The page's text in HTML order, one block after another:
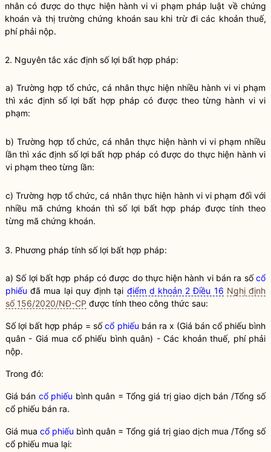
nhân có được do thực hiện hành vi vi phạm pháp luật vềchứng
khoán và thị trườngchứng khoánsau khi trừ đi các khoản thuế,
phí phải nộp.
2. Nguyên tắc xác định số lợi bất hợp pháp:
a) Trường hợp tổ chức, cá nhân thực hiện nhiều hành vi vi phạm
thì xác định số lợi bất hợp pháp có được theo từng hành vi vi
phạm:
b) Trường hợp tổ chức, cá nhân thực hiện hành vi vi phạm nhiều
lần thì xác định số lợi bất hợp pháp có được do thực hiện hành vi
vi phạm theo từng lần:
c) Trường hợp tổ chức, cá nhân thực hiện hành vi vi phạm đối với
nhiều mãchứng khoán thì số lợi bất hợp pháp được tính theo
từng mã chứng khoán.
3. Phương pháp tính số lợi bất hợp pháp:
a) Số lợi bất hợp pháp có được do thực hiện hành vi bán ra sốcổ
phiếu đã mua lại quy định tại điểm d khoản 2 Điều 16 Nghị định
số 156/2020/NĐ-CP được tính theo công thức sau:
Số lợi bất hợp pháp = sốcổ phiếu bán ra x (Giá bán cổ phiếu bình
quân - Giá mua cổ phiếu bình quân) - Các khoản thuế, phí phải
nộp.
Trong đó:
Giá bán cổ phiếu bình quân = Tổng giá trị giao dịch bán /Tổng số
cổ phiếu bán ra.
Giá mua cổ phiếu bình quân = Tổng giá trị giao dịch mua /Tổng số
cổ phiếu mua lại: